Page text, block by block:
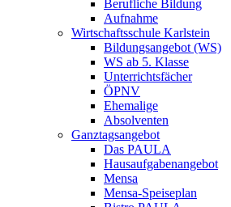
Berufliche Bildung
Aufnahme
Wirtschaftsschule Karlstein
Bildungsangebot (WS)
WS ab 5. Klasse
Unterrichtsfächer
ÖPNV
Ehemalige
Absolventen
Ganztagsangebot
Das PAULA
Hausaufgabenangebot
Mensa
Mensa-Speiseplan